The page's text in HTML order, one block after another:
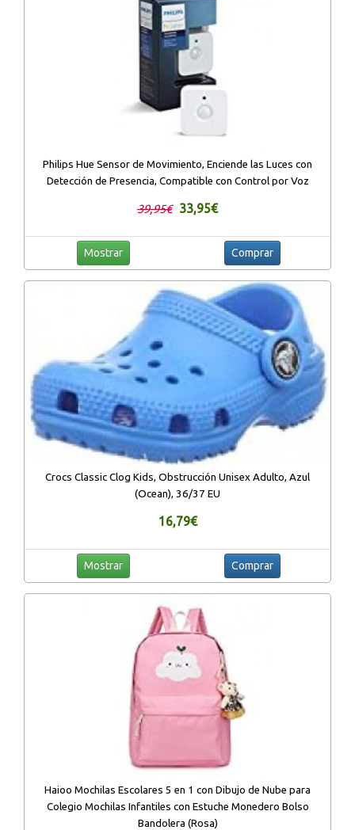
Philips Hue Sensor de Movimiento, Enciende las Luces con
Detección de Presencia, Compatible con Control por Voz
39,95€ 33,95€
Mostrar Comprar
Crocs Classic Clog Kids, Obstrucción Unisex Adulto, Azul
(Ocean), 36/37 EU
16,79€
Mostrar Comprar
Haioo Mochilas Escolares 5 en 1 con Dibujo de Nube para
Colegio Mochilas Infantiles con Estuche Monedero Bolso
Bandolera (Rosa)